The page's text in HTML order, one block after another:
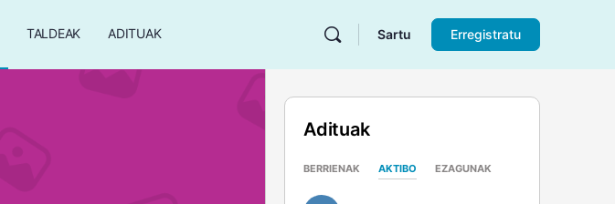
TALDEAK ADITUAK Sartu Erregistratu
Adituak
BERRIENAK AKTIBO EZAGUNAK